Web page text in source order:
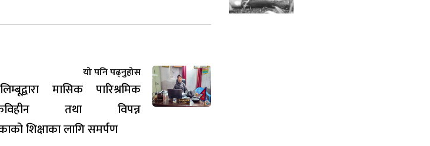
यो पनि पढ्नुहोस
मासिक पारिश्रमिक
तथा विपन्न
शिक्षाका लागि समर्पण